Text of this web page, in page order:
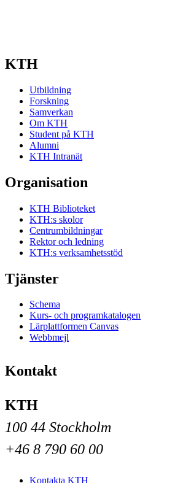
KTH
Utbildning
Forskning
Samverkan
Om KTH
Student på KTH
Alumni
KTH Intranät
Organisation
KTH Biblioteket
KTH:s skolor
Centrumbildningar
Rektor och ledning
KTH:s verksamhetsstöd
Tjänster
Schema
Kurs- och programkatalogen
Lärplattformen Canvas
Webbmejl
Kontakt
KTH
100 44 Stockholm
+46 8 790 60 00
Kontakta KTH